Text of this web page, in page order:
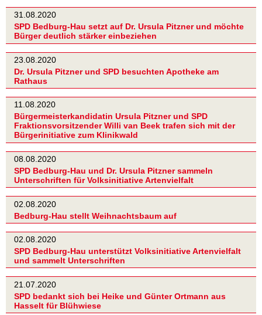
31.08.2020
SPD Bedburg-Hau setzt auf Dr. Ursula Pitzner und möchte
Bürger deutlich stärker einbeziehen
23.08.2020
Dr. Ursula Pitzner und SPD besuchten Apotheke am
Rathaus
11.08.2020
Bürgermeisterkandidatin Ursula Pitzner und SPD
Fraktionsvorsitzender Willi van Beek trafen sich mit der
Bürgerinitiative zum Klinikwald
08.08.2020
SPD Bedburg-Hau und Dr. Ursula Pitzner sammeln
Unterschriften für Volksinitiative Artenvielfalt
02.08.2020
Bedburg-Hau stellt Weihnachtsbaum auf
02.08.2020
SPD Bedburg-Hau unterstützt Volksinitiative Artenvielfalt
und sammelt Unterschriften
21.07.2020
SPD bedankt sich bei Heike und Günter Ortmann aus
Hasselt für Blühwiese